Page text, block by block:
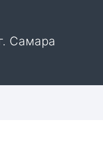
Самара